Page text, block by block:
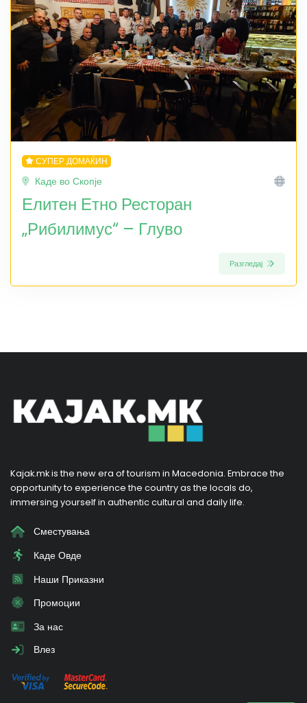
СУПЕР ДОМАЌИН
Каде во Скопје
Елитен Етно Ресторан
„Рибилимус“ – Глуво
Разгледај
Kajak.mk is the new era of tourism in Macedonia. Embrace the
opportunity to experience the country as the locals do,
immersing yourself in authentic cultural and daily life.
Сместувања
Каде Овде
Наши Приказни
Промоции
За нас
Влез